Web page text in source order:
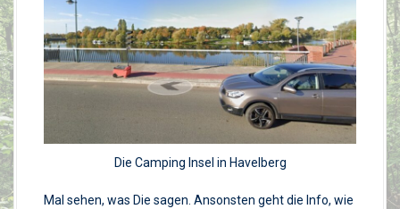
Die Camping Insel in Havelberg
Mal sehen, was Die sagen. Ansonsten geht die Info, wie